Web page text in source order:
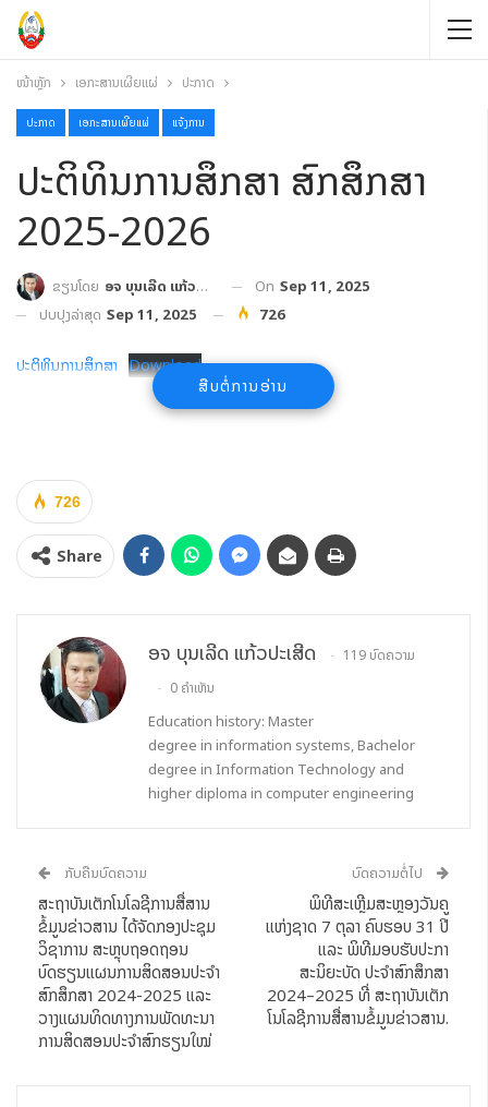
ໜ້າຫຼັກ ເອກະສານເຜີຍແຜ່ ປະກາດ
ປະກາດ ເອກະສານເຜີຍແຜ່ ແຈ້ງການ
ປະຕິທິນການສຶກສາ ສົກສຶກສາ
2025-2026
ຂຽນໂດຍ ອຈ ບຸນເລີດ ແກ້ວປະເສີດ On Sep 11, 2025
ປັບປຸງລ່າສຸດ Sep 11, 2025 726
ປະຕິທິນການສຶກສາ Download
ສືບຕໍ່ການອ່ານ
726
Share
ອຈ ບຸນເລີດ ແກ້ວປະເສີດ
119 ບົດຄວາມ
0 ຄຳເຫັນ
Education history: Master
degree in information systems, Bachelor
degree in Information Technology and
higher diploma in computer engineering
ກັບຄືນບົດຄວາມ
ສະຖາບັນເຕັກໂນໂລຊີການສື່ສານ
ຂໍ້ມູນຂ່າວສານ ໄດ້ຈັດກອງປະຊຸມ
ວິຊາການ ສະຫຼຸບຖອດຖອນ
ບົດຮຽນແຜນການສິດສອນປະຈໍາ
ສົກສຶກສາ 2024-2025 ແລະ
ວາງແຜນທິດທາງການພັດທະນາ
ການສິດສອນປະຈໍາສົກຮຽນໃໝ່
ບົດຄວາມຕໍ່ໄປ
ພິທີສະເຫຼີມສະຫຼອງວັນຄູ
ແຫ່ງຊາດ 7 ຕຸລາ ຄົບຮອບ 31 ປີ
ແລະ ພິທີມອບຮັບປະກາ
ສະນິຍະບັດ ປະຈຳສົກສຶກສາ
2024–2025 ທີ່ ສະຖາບັນເຕັກ
ໂນໂລຊີການສື່ສານຂໍ້ມູນຂ່າວສານ.